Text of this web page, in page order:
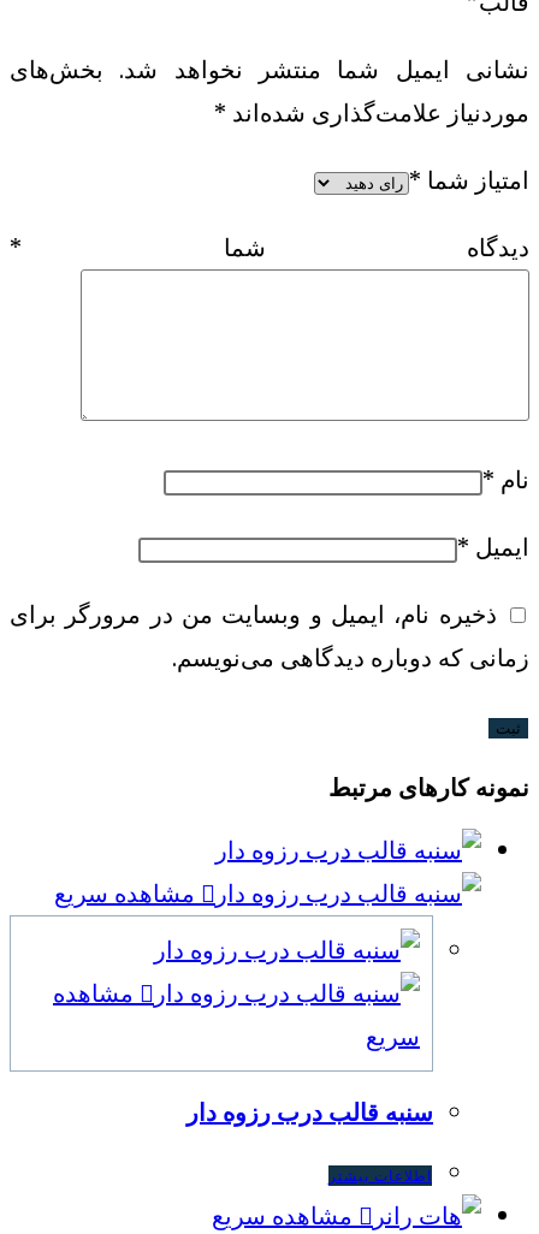
نشانی ایمیل شما منتشر نخواهد شد. بخش‌های
موردنیاز علامت‌گذاری شده‌اند *
امتیاز شما *
دیدگاه شما *
نام *
ایمیل *
ذخیره نام، ایمیل و وبسایت من در مرورگر برای
زمانی که دوباره دیدگاهی می‌نویسم.
نمونه کارهای مرتبط
مشاهده سریع
مشاهده
سریع
سنبه قالب درب رزوه دار
اطلاعات بیشتر
مشاهده سریع